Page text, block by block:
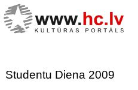
Studentu Diena 2009